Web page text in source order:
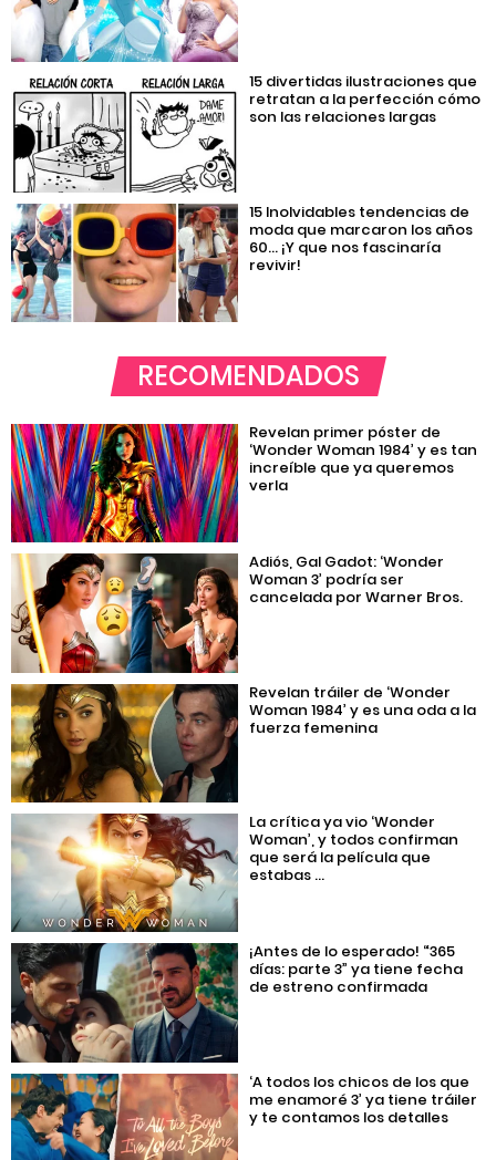
15 divertidas ilustraciones que
retratan a la perfección cómo
son las relaciones largas
15 Inolvidables tendencias de
moda que marcaron los años
60… ¡Y que nos fascinaría
revivir!
RECOMENDADOS
Revelan primer póster de
‘Wonder Woman 1984’ y es tan
increíble que ya queremos
verla
Adiós, Gal Gadot: ‘Wonder
Woman 3’ podría ser
cancelada por Warner Bros.
Revelan tráiler de ‘Wonder
Woman 1984’ y es una oda a la
fuerza femenina
La crítica ya vio ‘Wonder
Woman’, y todos confirman
que será la película que
estabas ...
¡Antes de lo esperado! “365
días: parte 3” ya tiene fecha
de estreno confirmada
‘A todos los chicos de los que
me enamoré 3’ ya tiene tráiler
y te contamos los detalles